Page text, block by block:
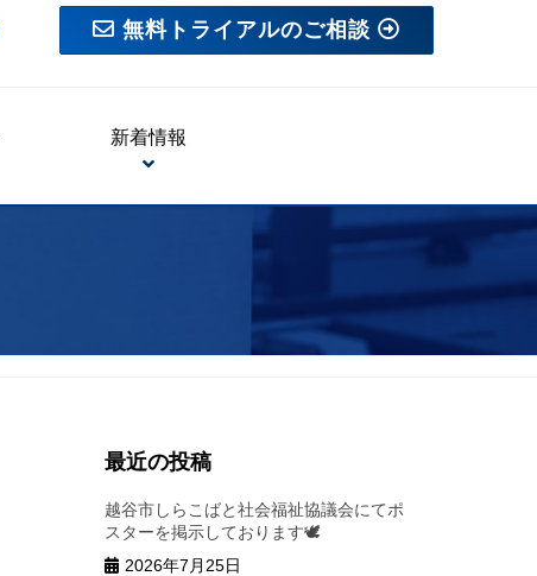
無料トライアルのご相談
新着情報
最近の投稿
越谷市しらこばと社会福祉協議会にてポ
スターを掲示しております🕊
2026年7月25日